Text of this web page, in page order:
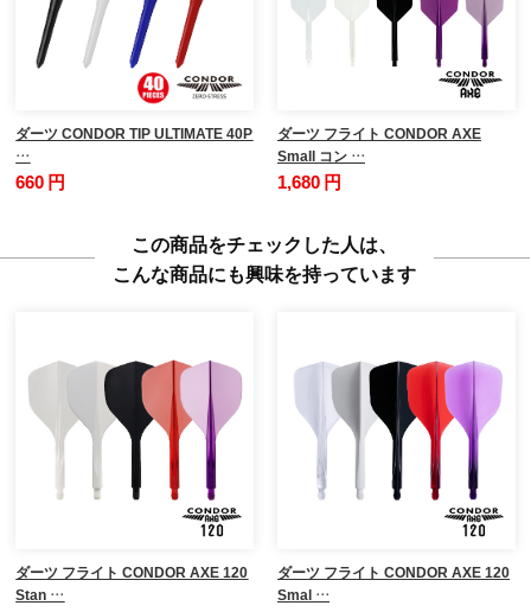
ダーツ CONDOR TIP ULTIMATE 40P
…
660 円
ダーツ フライト CONDOR AXE
Small コン …
1,680 円
この商品をチェックした人は、
こんな商品にも興味を持っています
ダーツ フライト CONDOR AXE 120
Stan …
ダーツ フライト CONDOR AXE 120
Smal …